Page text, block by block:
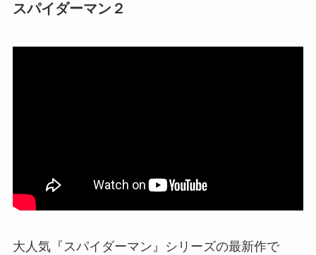
スパイダーマン２
大人気『スパイダーマン』シリーズの最新作で